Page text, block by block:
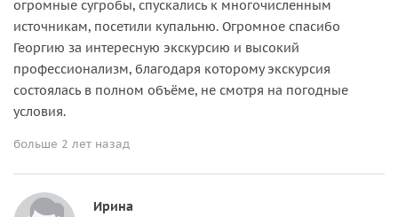
огромные сугробы, спускались к многочисленным
источникам, посетили купальню. Огромное спасибо
Георгию за интересную экскурсию и высокий
профессионализм, благодаря которому экскурсия
состоялась в полном объёме, не смотря на погодные
условия.
больше 2 лет назад
Ирина